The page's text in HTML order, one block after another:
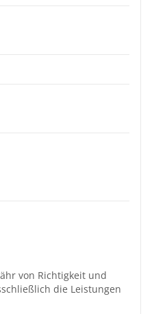
von Richtigkeit und
die Leistungen